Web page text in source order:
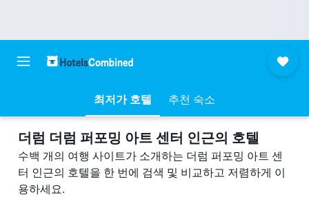
최저가 호텔 추천 숙소
더럼 더럼 퍼포밍 아트 센터 ​인근의 호텔
수백 개의 여행 사이트가 소개하는 더럼 퍼포밍 아트 센
터 인근의 호텔을 한 번에 검색 및 비교하고 저렴하게 이
용하세요.